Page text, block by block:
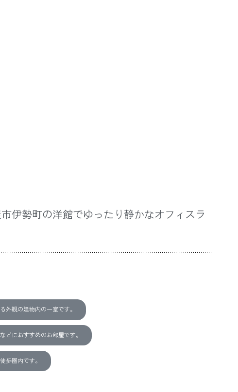
伊勢町の洋館でゆったり静かなオフィスラ
外観の建物内の一室です。
どにおすすめのお部屋です。
歩圏内です。